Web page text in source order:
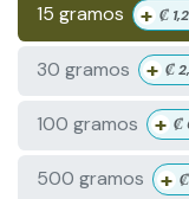
15 gramos + ₡
30 gramos + ₡
100 gramos + ₡
500 gramos + ₡